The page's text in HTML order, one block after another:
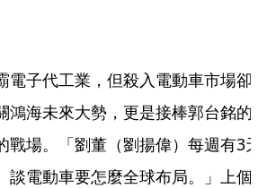
電子代工業，但殺入電動車市場卻
鴻海未來大勢，更是接棒郭台銘的
戰場。「劉董（劉揚偉）每週有3
談電動車要怎麼全球布局。」上個